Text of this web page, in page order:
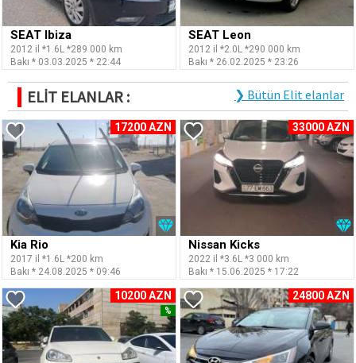
SEAT Ibiza
2012 il *1.6L *289 000 km
Bakı * 03.03.2025 * 22:44
SEAT Leon
2012 il *2.0L *290 000 km
Bakı * 26.02.2025 * 23:26
ELİT ELANLAR : ❯ Bütün Elit elanlar
17200 AZN
Kia Rio
2017 il *1.6L *200 km
Bakı * 24.08.2025 * 09:46
33000 AZN
Nissan Kicks
2022 il *3.6L *3 000 km
Bakı * 15.06.2025 * 17:22
10200 AZN
%
24800 AZN